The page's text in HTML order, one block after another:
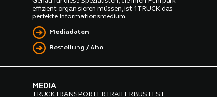
effizient organisieren müssen, ist 1TRUCK das
perfekte Informationsmedium.
Mediadaten
Bestellung / Abo
MEDIA
TRUCKTRANSPORTERTRAILERBUSTEST